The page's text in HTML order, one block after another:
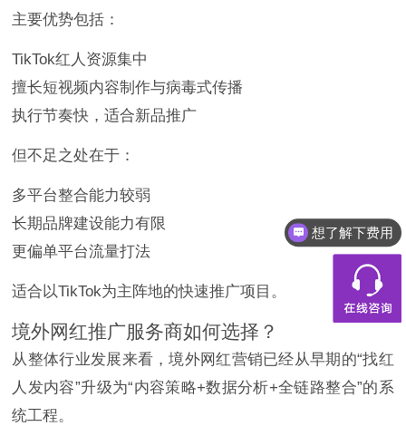
主要优势包括：
TikTok红人资源集中
擅长短视频内容制作与病毒式传播
执行节奏快，适合新品推广
但不足之处在于：
多平台整合能力较弱
长期品牌建设能力有限
更偏单平台流量打法
适合以TikTok为主阵地的快速推广项目。
境外网红推广服务商如何选择？
从整体行业发展来看，境外网红营销已经从早期的“找红
人发内容”升级为“内容策略+数据分析+全链路整合”的系
统工程。
想了解下费用
都有什么服务